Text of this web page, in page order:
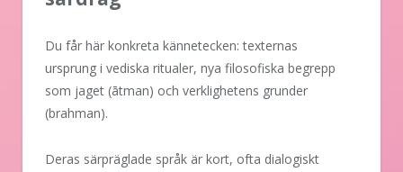
Du får här konkreta kännetecken: texternas
ursprung i vediska ritualer, nya filosofiska begrepp
som jaget (ātman) och verklighetens grunder
(brahman).
Deras särpräglade språk är kort, ofta dialogiskt